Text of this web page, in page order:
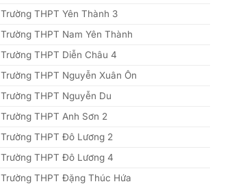
Trường THPT Yên Thành 3
Trường THPT Nam Yên Thành
Trường THPT Diễn Châu 4
Trường THPT Nguyễn Xuân Ôn
Trường THPT Nguyễn Du
Trường THPT Anh Sơn 2
Trường THPT Đô Lương 2
Trường THPT Đô Lương 4
Trường THPT Đặng Thúc Hứa